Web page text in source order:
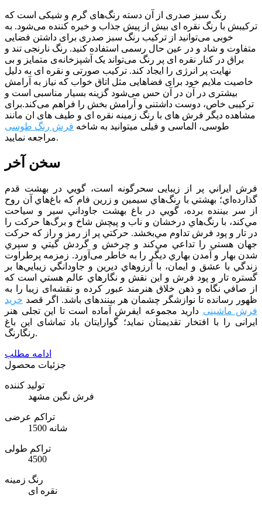
رنگ سبز صدری از آن دسته رنگ‌های گرم و شیکی است که
ترکیبش با رنگ نقره ای بیش از پیش جذاب و خیره کننده می‌شود. به
خوبی می‌توانید از ترکیب رنگ سبز صدری برای داشتن فضایی
متفاوت و شاد و در عین حال رسمی استفاده کنید. رنگ نارنجی تند و
براق در کنار نقره ای پر رنگ می‌تواند یک آشپزخانه‌ی متمایز و بی
نهایت پر انرژی را ایجاد کند. ترکیب صورتی و نقره ای به دلیل
خاصیت ملایم خود برای فضا‌هایی مثل اتاق خواب که نیاز به آرامش
بیشتری در آن در آن حس می‌شود گزینه بسیار مناسبی است و
ترکیبی خاص، دوست داشتنی و آرامش بخش را فراهم می‌کند.برای
مشاهده دیگر فرش های با رنگ زمینه نقره ای و طیف های ان مانند
طوسی، الماسی و فیلی میتوانید به شاخه فرش رنگ طوسی
مراجعه نمایید.
سخن آخر
فرش ايراني پر از زيبایی سحرگونه است، گويي در بهشت قدم
گذارده‌اي؛ بهشتي با رنگ‌هاي سيمين و زرين فام كه باغ‌هاي آن روح
از سر بيننده برده، ‌گويي در باغ بهشت جاوداني سير و سياحت
مي‌كند، با رنگ‌هاي درخشان و ناب و پیچش شاخ و برگ‌ها حركت را
در تار و پود فرش تداوم مي‌بخشد. حركتي پر از رمز و راز كه حركت
جهان هستي را تداعي مي‌كند و چرخش و گردش گيتي و سپري
شدن بهار و آمدن بهاري ديگر را به خاطر می‌آورد. زمزمه پرطراوت
زندگي با عشق و ايمان، با آرزوهاي ديرين و جاودانگي زيبايي‌ها بر
گستره تار و پود فرش و اين نقش و نگارهاي عالم هستي است كه
از صافي نگاه و ذهن خلاق هنرمند عبور كرده و نقشه‌ای زیبا را به
ظهور رسانده تا نوازشگر چشمان هر بیننده­ای باشد. اگر قصد خرید
فرش ماشینی دارید مجموعه ایفرش آماده است تا این تجلی هنر
ایرانی را با افتخار تقدیمتان نماید؛ گوارایتان باد تماشای این باغ
رنگارنگ.
ادامه مطلب
جزئیات محصول
تولید کننده
فرش نگین مشهد
تراکم عرضی
1500 شانه
تراکم طولی
4500
رنگ زمینه
نقره ای